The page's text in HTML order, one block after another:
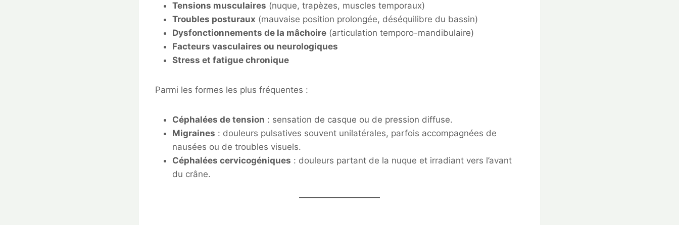
Tensions musculaires (nuque, trapèzes, muscles temporaux)
Troubles posturaux (mauvaise position prolongée, déséquilibre du bassin)
Dysfonctionnements de la mâchoire (articulation temporo-mandibulaire)
Facteurs vasculaires ou neurologiques
Stress et fatigue chronique
Parmi les formes les plus fréquentes :
Céphalées de tension : sensation de casque ou de pression diffuse.
Migraines : douleurs pulsatives souvent unilatérales, parfois accompagnées de
nausées ou de troubles visuels.
Céphalées cervicogéniques : douleurs partant de la nuque et irradiant vers l’avant
du crâne.